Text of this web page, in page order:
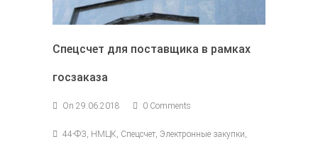
Спецсчет для поставщика в рамках
госзаказа
On 29.06.2018 0 Comments
44-ФЗ, НМЦК, Спецсчет, Электронные закупки,